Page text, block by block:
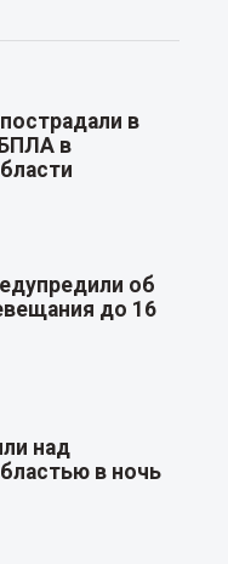
в
БПЛА в
об
до 16
над
в ночь